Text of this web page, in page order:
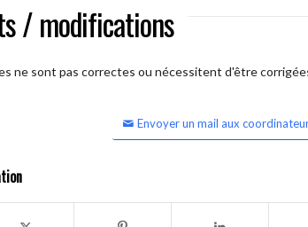
/ modifications
ne sont pas correctes ou nécessitent d'être
Envoyer un mail aux